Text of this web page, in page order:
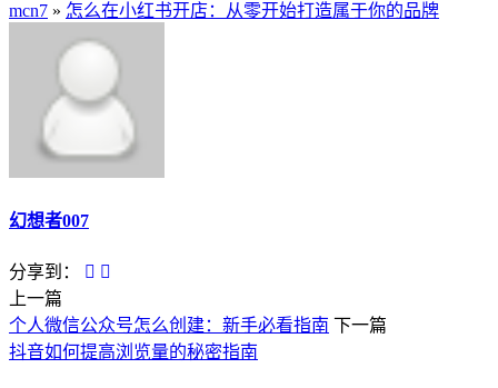
mcn7 » 怎么在小红书开店：从零开始打造属于你的品牌
幻想者007
分享到：
上一篇
个人微信公众号怎么创建：新手必看指南 下一篇
抖音如何提高浏览量的秘密指南